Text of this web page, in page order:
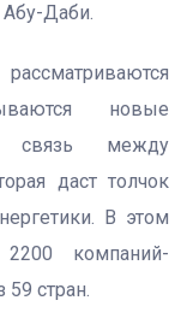
Даби.
новые
связь между
даст толчок
В этом
компаний-
59 стран.